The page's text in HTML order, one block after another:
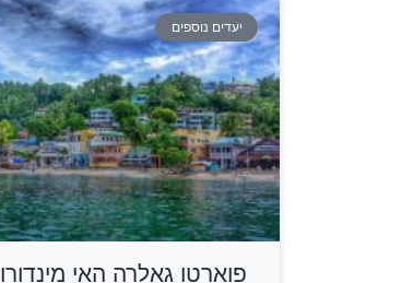
יעדים נוספים
פוארטו גאלרה האי מינדורו